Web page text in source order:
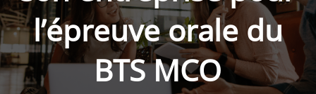
l’épreuve orale du
BTS MCO